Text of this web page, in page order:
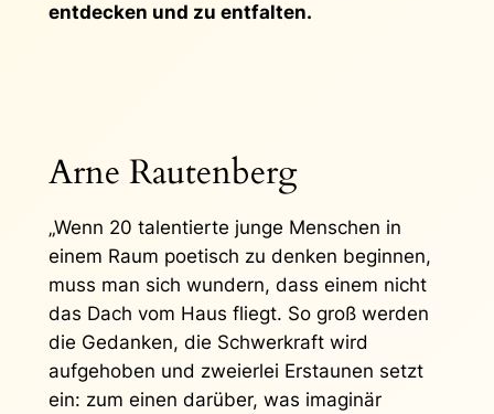
entdecken und zu entfalten.
Arne Rautenberg
„Wenn 20 talentierte junge Menschen in
einem Raum poetisch zu denken beginnen,
muss man sich wundern, dass einem nicht
das Dach vom Haus fliegt. So groß werden
die Gedanken, die Schwerkraft wird
aufgehoben und zweierlei Erstaunen setzt
ein: zum einen darüber, was imaginär